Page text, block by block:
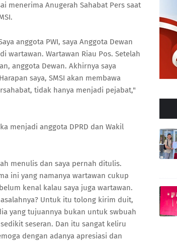
menerima Anugerah Sahabat Pers saat
anggota PWI, saya Anggota Dewan
wartawan. Wartawan Riau Pos. Setelah
anggota Dewan. Akhirnya saya
saya, SMSI akan membawa
tidak hanya menjadi pejabat,"
menjadi anggota DPRD dan Wakil
menulis dan saya pernah ditulis.
ini yang namanya wartawan cukup
kenal kalau saya juga wartawan.
Untuk itu tolong kirim duit,
yang tujuannya bukan untuk swbuah
seseran. Dan itu sangat keliru
dengan adanya apresiasi dan